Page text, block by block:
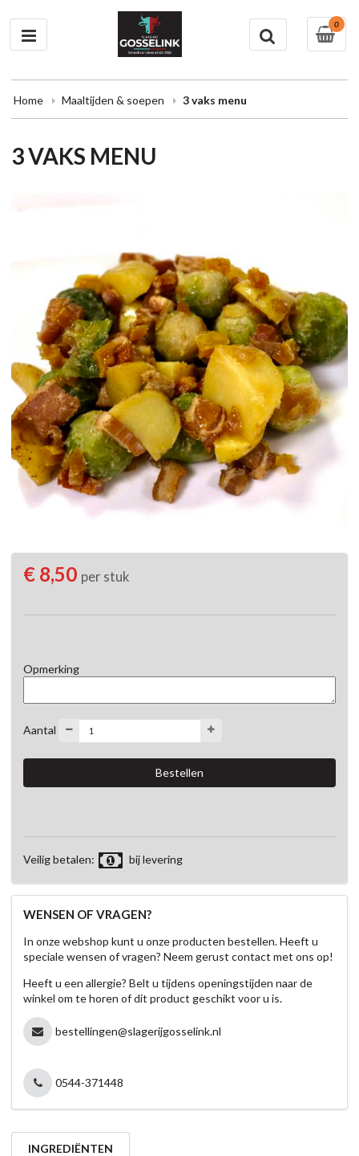
0
Home Maaltijden & soepen 3 vaks menu
3 VAKS MENU
€ 8,50 per stuk
Opmerking
Aantal
Veilig betalen: bij levering
WENSEN OF VRAGEN?
In onze webshop kunt u onze producten bestellen. Heeft u
speciale wensen of vragen? Neem gerust contact met ons op!
Heeft u een allergie? Belt u tijdens openingstijden naar de
winkel om te horen of dit product geschikt voor u is.
bestellingen@slagerijgosselink.nl
0544-371448
INGREDIËNTEN